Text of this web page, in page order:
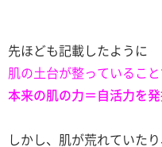
先ほども記載したように
肌の土台が整っていること
本来の肌の力＝自活力を
しかし、肌が荒れていたり